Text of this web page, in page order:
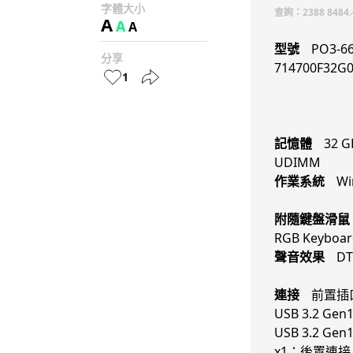
字體大小
AAA
分享
1
查詢：2388
型號
PO3-
記憶體
32
UDIMM
作業系統
附隨鍵盤滑鼠
RGB
聲音效果
連接
前置插
USB 3.2
USB 3.2